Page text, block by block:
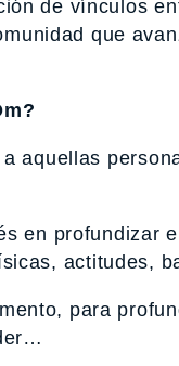
de vínculos
que
aquellas
en profundizar
actitudes,
para